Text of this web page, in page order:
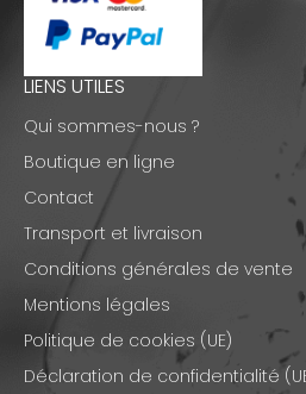
LIENS UTILES
Qui sommes-nous ?
Boutique en ligne
Contact
Transport et livraison
Conditions générales de vente
Mentions légales
Politique de cookies (UE)
Déclaration de confidentialité